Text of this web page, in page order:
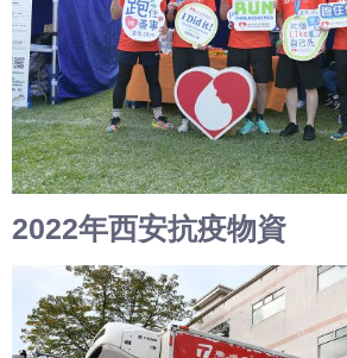
2022年西安抗疫物資